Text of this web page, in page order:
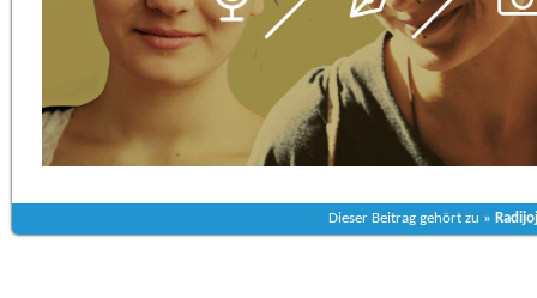
Dieser Beitrag gehört zu »